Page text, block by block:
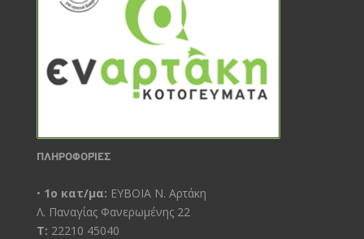
ΠΛΗΡΟΦΟΡΊΕΣ
• 1ο κατ/μα: ΕΥΒΟΙΑ Ν. Αρτάκη
Λ. Παναγίας Φανερωμένης 22
Τ: 22210 45040